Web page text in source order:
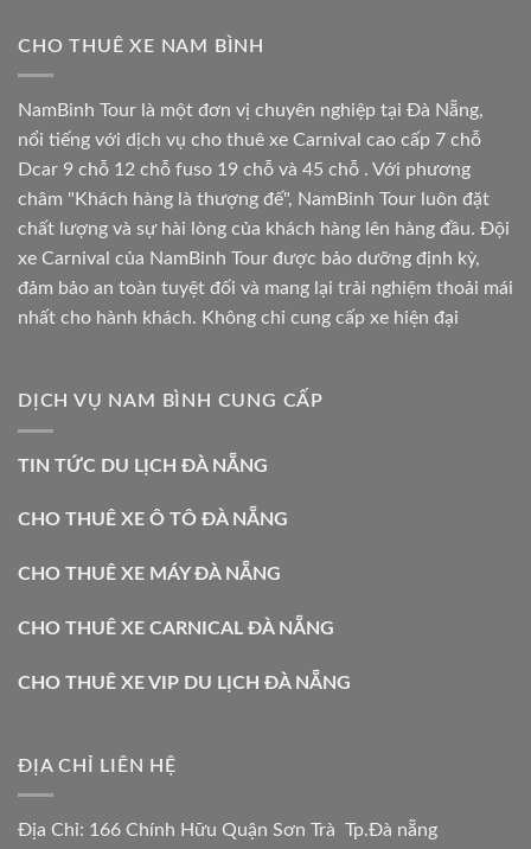
CHO THUÊ XE NAM BÌNH
NamBinh Tour là một đơn vị chuyên nghiệp tại Đà Nẵng,
nổi tiếng với dịch vụ cho thuê xe Carnival cao cấp 7 chỗ
Dcar 9 chỗ 12 chỗ fuso 19 chỗ và 45 chỗ . Với phương
châm "Khách hàng là thượng đế", NamBinh Tour luôn đặt
chất lượng và sự hài lòng của khách hàng lên hàng đầu. Đội
xe Carnival của NamBinh Tour được bảo dưỡng định kỳ,
đảm bảo an toàn tuyệt đối và mang lại trải nghiệm thoải mái
nhất cho hành khách. Không chỉ cung cấp xe hiện đại
DỊCH VỤ NAM BÌNH CUNG CẤP
TIN TỨC DU LỊCH ĐÀ NẴNG
CHO THUÊ XE Ô TÔ ĐÀ NẴNG
CHO THUÊ XE MÁY ĐÀ NẴNG
CHO THUÊ XE CARNICAL ĐÀ NẴNG
CHO THUÊ XE VIP DU LỊCH ĐÀ NẴNG
ĐỊA CHỈ LIÊN HỆ
Địa Chỉ: 166 Chính Hữu Quận Sơn Trà Tp.Đà nẵng